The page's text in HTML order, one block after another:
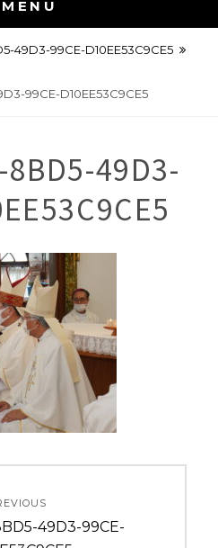
MENU
49D3-99CE-D10EE53C9CE5
99CE-D10EE53C9CE5
49D3-
49D3-99CE-